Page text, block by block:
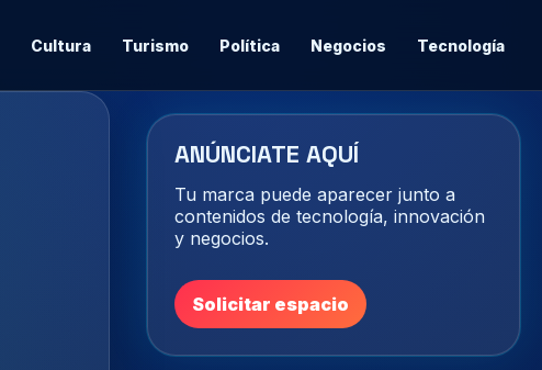
Cultura Turismo Política Negocios Tecnología
ANÚNCIATE AQUÍ
Tu marca puede aparecer junto a
contenidos de tecnología, innovación
y negocios.
Solicitar espacio